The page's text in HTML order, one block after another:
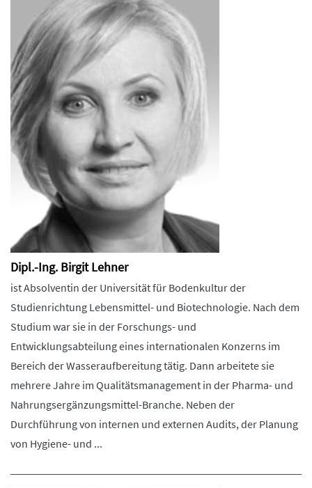
Dipl.-Ing. Birgit Lehner
ist Absolventin der Universität für Bodenkultur der
Studienrichtung Lebensmittel- und Biotechnologie. Nach dem
Studium war sie in der Forschungs- und
Entwicklungsabteilung eines internationalen Konzerns im
Bereich der Wasseraufbereitung tätig. Dann arbeitete sie
mehrere Jahre im Qualitätsmanagement in der Pharma- und
Nahrungsergänzungsmittel-Branche. Neben der
Durchführung von internen und externen Audits, der Planung
von Hygiene- und ...